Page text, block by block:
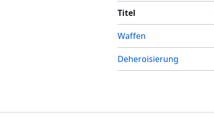
Titel
Waffen
Deheroisierung